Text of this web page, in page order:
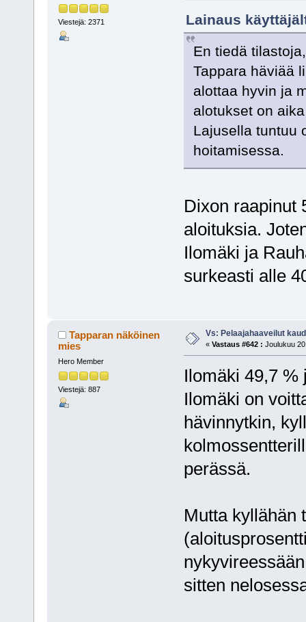
Viestejä: 2371
Lainaus
En tiedä
Tappara häviää
alottaa hyvin ja
alotukset on
Lajusella tuntuu
hoitamisessa.
Dixon raapinut
aloituksia.
Ilomäki ja
surkeasti alle
Tapparan näköinen
mies
Hero Member
Viestejä: 887
Vs: Pelaajahaaveilut
« Vastaus #642 : Joulukuu
Ilomäki 49,7 %
Ilomäki on
hävinnytkin,
perässä.
Mutta kyllähän
sitten